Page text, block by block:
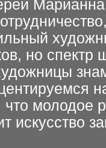
но
что молодое
искусство